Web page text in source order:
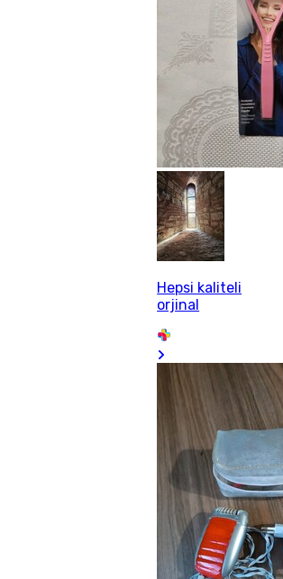
Hepsi kaliteli
orjinal